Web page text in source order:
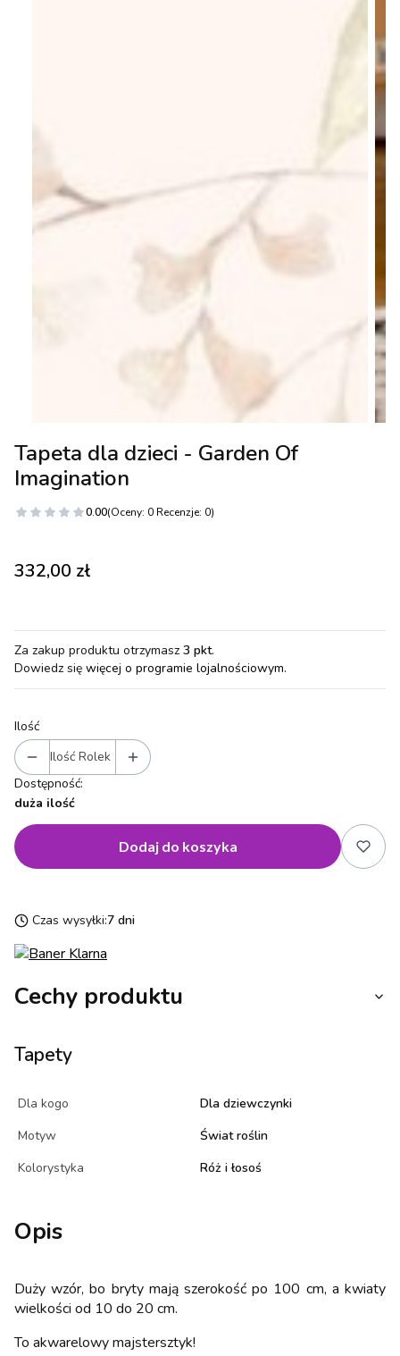
Tapeta dla dzieci - Garden Of
Imagination
0.00(Oceny: 0 Recenzje: 0)
Cena
332,00 zł
Za zakup produktu otrzymasz 3 pkt.
Dowiedz się więcej o programie lojalnościowym.
Ilość
Ilość Rolek
Dostępność:
duża ilość
Dodaj do koszyka
Czas wysyłki:7 dni
Cechy produktu
Tapety
Dla kogo
Dla dziewczynki
Motyw
Świat roślin
Kolorystyka
Róż i łosoś
Opis
Duży wzór, bo bryty mają szerokość po 100 cm, a kwiaty
wielkości od 10 do 20 cm.
To akwarelowy majstersztyk!